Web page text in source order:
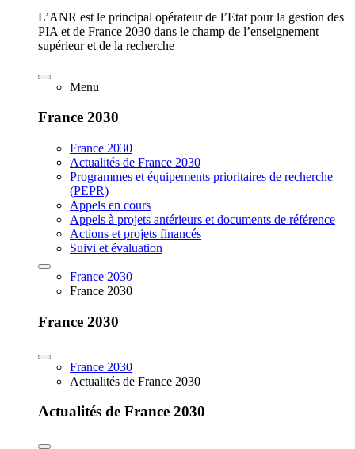
L’ANR est le principal opérateur de l’Etat pour la gestion des
PIA et de France 2030 dans le champ de l’enseignement
supérieur et de la recherche
Menu
France 2030
France 2030
Actualités de France 2030
Programmes et équipements prioritaires de recherche
(PEPR)
Appels en cours
Appels à projets antérieurs et documents de référence
Actions et projets financés
Suivi et évaluation
France 2030
France 2030
France 2030
France 2030
Actualités de France 2030
Actualités de France 2030